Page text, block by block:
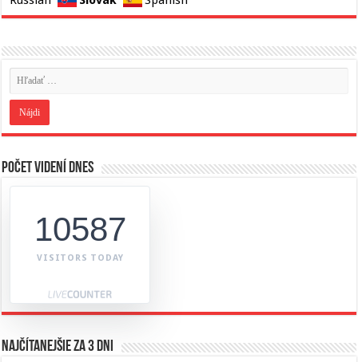
Počet videní dnes
10587
VISITORS TODAY
Najčítanejšie za 3 dni